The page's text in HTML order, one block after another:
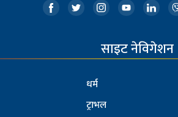
साइट नेविगेशन
धर्म
ट्राभल